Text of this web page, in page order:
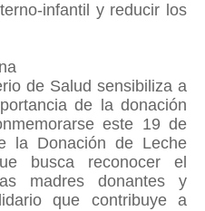
infantil y reducir los
de Salud sensibiliza a
de la donación
este 19 de
la Donación de Leche
busca reconocer el
madres donantes y
que contribuye a